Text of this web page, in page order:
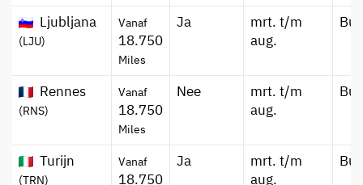
Ljubljana
(LJU)
Vanaf
18.750
Miles
Ja
mrt. t/m
aug.
Rennes
(RNS)
Vanaf
18.750
Miles
Nee
mrt. t/m
aug.
Turijn
(TRN)
Vanaf
18.750
Ja
mrt. t/m
aug.